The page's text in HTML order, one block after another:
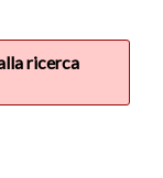
ricerca